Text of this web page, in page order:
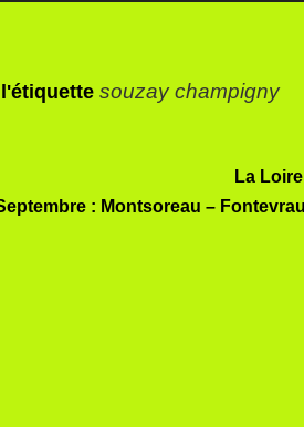
souzay champigny
La
: Montsoreau –